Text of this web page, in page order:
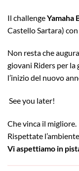
Il challengeYamaha
Castello Sartara)
Non resta che
giovani Riders per
l’inizio del nuovo
See you later!
Che vinca il migliore.
Rispettate
Vi aspettiamo in